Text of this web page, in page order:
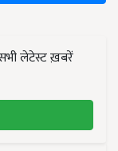
लेटेस्ट ख़बरें